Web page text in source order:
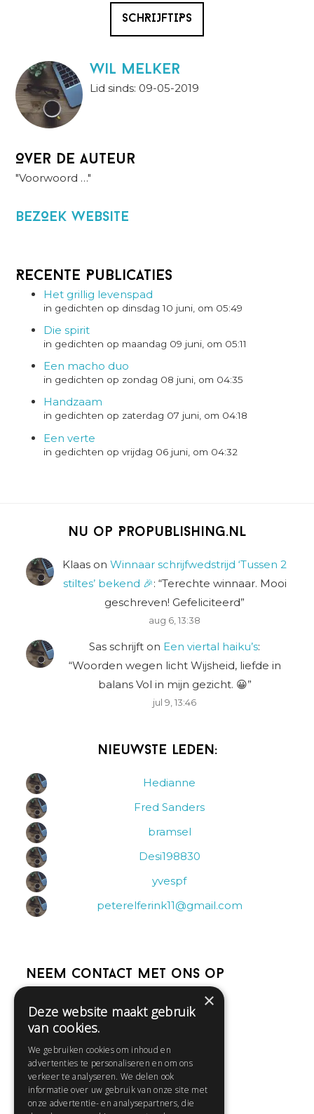
SCHRIJFTIPS
wil melker
Lid sinds: 09-05-2019
Over de auteur
"Voorwoord …"
BezOek website
Recente Publicaties
Het grillig levenspad
in gedichten op dinsdag 10 juni, om 05:49
Die spirit
in gedichten op maandag 09 juni, om 05:11
Een macho duo
in gedichten op zondag 08 juni, om 04:35
Handzaam
in gedichten op zaterdag 07 juni, om 04:18
Een verte
in gedichten op vrijdag 06 juni, om 04:32
Nu op Propublishing.nl
Klaas on Winnaar schrijfwedstrijd ‘Tussen 2
stiltes’ bekend 🎉: “Terechte winnaar. Mooi
geschreven! Gefeliciteerd”
aug 6, 13:38
Sas schrijft on Een viertal haiku’s:
“Woorden wegen licht Wijsheid, liefde in
balans Vol in mijn gezicht. 😀”
jul 9, 13:46
Nieuwste leden:
Hedianne
Fred Sanders
bramsel
Desi198830
yvespf
peterelferink11@gmail.com
Neem contact met ons op
Help
Contact
Huisregels
×
Deze website maakt gebruik
van cookies.
We gebruiken cookies om inhoud en
advertenties te personaliseren en om ons
verkeer te analyseren. We delen ook
informatie over uw gebruik van onze site met
onze advertentie- en analysepartners, die